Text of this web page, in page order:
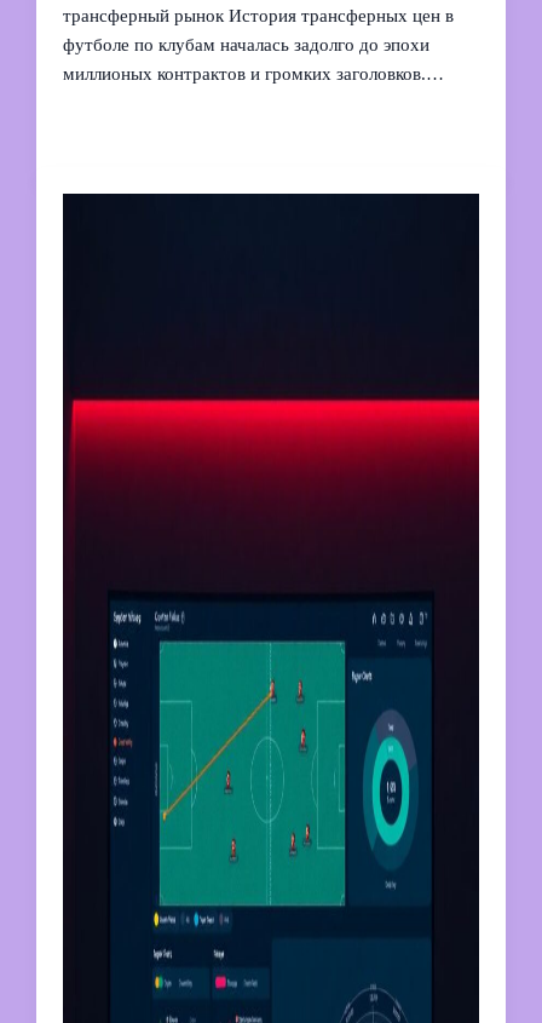
трансферный рынок История трансферных цен в
футболе по клубам началась задолго до эпохи
миллионых контрактов и громких заголовков.…